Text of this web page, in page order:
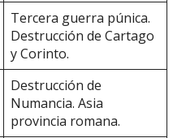
Tercera guerra púnica.
Destrucción de Cartago
y Corinto.
Destrucción de
Numancia. Asia
provincia romana.